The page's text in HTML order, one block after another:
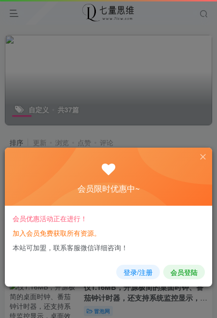
自定义 共37篇
排序 更新 浏览 点赞 评论
（19566期）完全离线使用！WiFi二维
码生成器，一键扫码快速连接WiFi，
支持自定义风格导出 WiFi二维码生成
器
中创网
桌面时钟、番茄钟计时器，还支持系统
监控显示，桌面效率小工具 Catime
中创网
496
仅1.16MB，开源极简的桌面时钟、番
茄钟计时器，还支持系统监控显示，桌
面效率小工具Catime
冒泡网
会员限时优惠中~
会员优惠活动正在进行！
加入会员免费获取所有资源。
本站可加盟，联系客服微信详细咨询！
登录/注册 会员登陆